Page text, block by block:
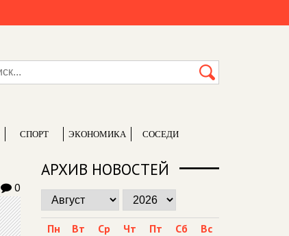
СПОРТ ЭКОНОМИКА СОСЕДИ
0
АРХИВ НОВОСТЕЙ
Пн Вт Ср Чт Пт Сб
Вс